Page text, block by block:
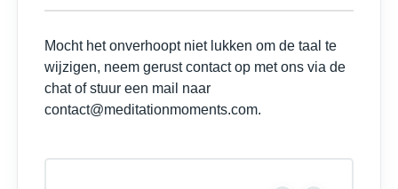
Mocht het onverhoopt niet lukken om de taal te
wijzigen, neem gerust contact op met ons via de
chat of stuur een mail naar
contact@meditationmoments.com.